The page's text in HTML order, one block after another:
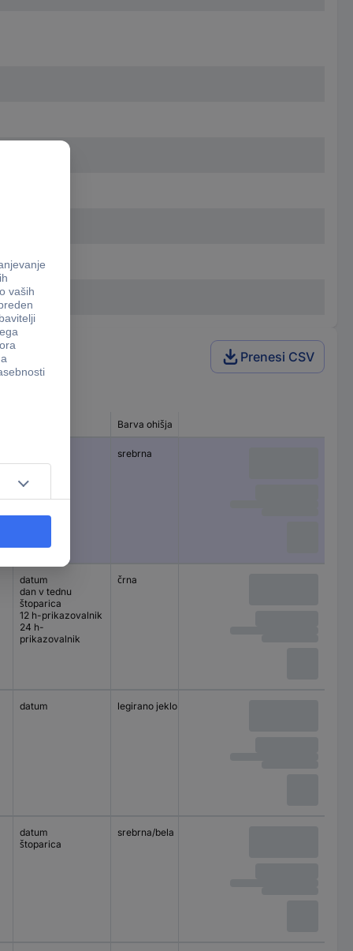
Prenesi CSV
Barva ohišja
štoparica
srebrna
datum
dan v tednu
štoparica
12 h-prikazovalnik
24 h-
prikazovalnik
črna
datum legirano jeklo
datum
štoparica
srebrna/bela